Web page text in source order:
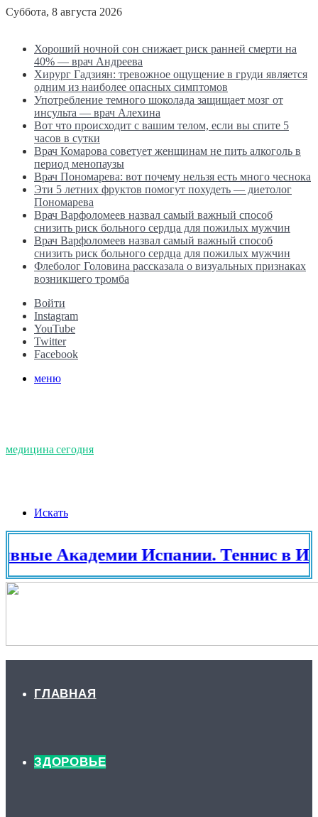
Суббота, 8 августа 2026
Хороший ночной сон снижает риск ранней смерти на
40% — врач Андреева
Хирург Гадзиян: тревожное ощущение в груди является
одним из наиболее опасных симптомов
Употребление темного шоколада защищает мозг от
инсульта — врач Алехина
Вот что происходит с вашим телом, если вы спите 5
часов в сутки
Врач Комарова советует женщинам не пить алкоголь в
период менопаузы
Врач Пономарева: вот почему нельзя есть много чеснока
Эти 5 летних фруктов помогут похудеть — диетолог
Пономарева
Врач Варфоломеев назвал самый важный способ
снизить риск больного сердца для пожилых мужчин
Врач Варфоломеев назвал самый важный способ
снизить риск больного сердца для пожилых мужчин
Флеболог Головина рассказала о визуальных признаках
возникшего тромба
Войти
Instagram
YouTube
Twitter
Facebook
меню
медицина сегодня
Искать
Академии Испании. Теннис в
ГЛАВНАЯ
ЗДОРОВЬЕ